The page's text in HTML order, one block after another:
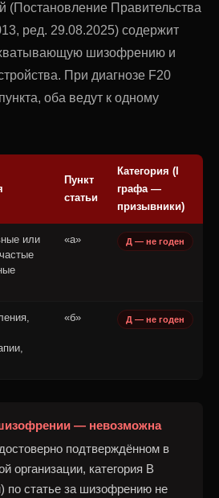
(Постановление Правительства
ред. 29.08.2025) содержит
шизофрению и
При диагнозе F20
оба ведут к одному
Пункт
статьи
Категория (I
графа —
призывники)
или
«а» Д — не годен
«б» Д — не годен
— невозможна
подтверждённом в
организации, категория В
по статье за шизофрению не